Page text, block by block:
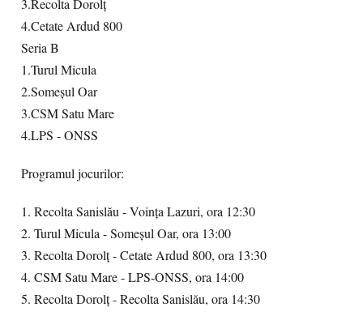
3.Recolta Dorolţ
4.Cetate Ardud 800
Seria B
1.Turul Micula
2.Someşul Oar
3.CSM Satu Mare
4.LPS - ONSS
Programul jocurilor:
1. Recolta Sanislău - Voinţa Lazuri, ora 12:30
2. Turul Micula - Someşul Oar, ora 13:00
3. Recolta Dorolţ - Cetate Ardud 800, ora 13:30
4. CSM Satu Mare - LPS-ONSS, ora 14:00
5. Recolta Dorolţ - Recolta Sanislău, ora 14:30